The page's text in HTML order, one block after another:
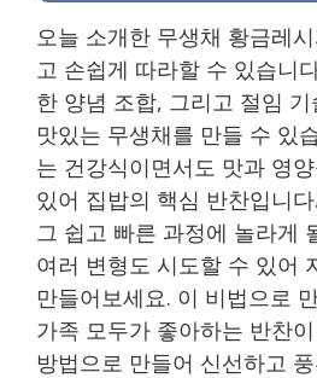
오늘 소개한 무생채 황금레
고 손쉽게 따라할 수 있습니
한 양념 조합, 그리고 절임
맛있는 무생채를 만들 수 있
는 건강식이면서도 맛과 영
있어 집밥의 핵심 반찬입니
그 쉽고 빠른 과정에 놀라게
여러 변형도 시도할 수 있어
만들어보세요. 이 비법으로
가족 모두가 좋아하는 반찬
방법으로 만들어 신선하고